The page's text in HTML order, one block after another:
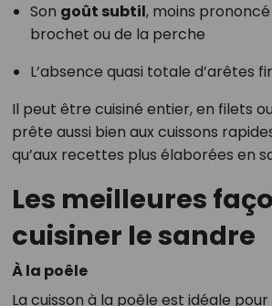
Son goût subtil, moins
brochet ou de la perche
L’absence quasi totale d’arêtes
Il peut être cuisiné entier, en filets
prête aussi bien aux cuissons
qu’aux recettes plus élaborées en
Les meilleures
cuisiner le sandre
À la poêle
La cuisson à la poêle est idéale pour